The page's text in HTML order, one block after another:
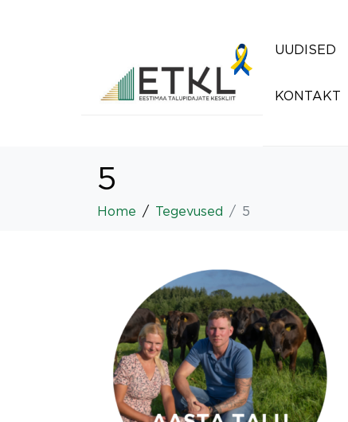
UUDISED
KONTAKT
5
Home Tegevused 5